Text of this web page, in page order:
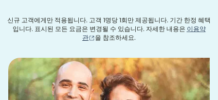
신규 고객에게만 적용됩니다. 고객 1명당 1회만 제공됩니다. 기간 한정 혜택
입니다. 표시된 모든 요금은 변경될 수 있습니다. 자세한 내용은 이용약
관
(새 창에서 열림)
을 참조하세요.